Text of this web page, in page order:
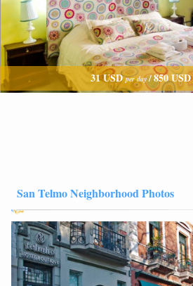
31 USDper day/850 USD
San Telmo Neighborhood Photos